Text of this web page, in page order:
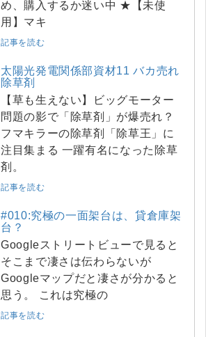
め、購入するか迷い中 ★【未使
用】マキ
記事を読む
太陽光発電関係部資材11 バカ売れ
除草剤
【草も生えない】ビッグモーター
問題の影で「除草剤」が爆売れ？
フマキラーの除草剤「除草王」に
注目集まる 一躍有名になった除草
剤。
記事を読む
#010:究極の一面架台は、貸倉庫架
台？
Googleストリートビューで見ると
そこまで凄さは伝わらないが
Googleマップだと凄さが分かると
思う。 これは究極の
記事を読む